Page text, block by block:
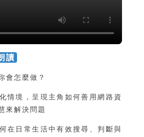
讀
會怎麼做？
情境，呈現主角如何善用網路資
來解決問題
在日常生活中有效搜尋、判斷與